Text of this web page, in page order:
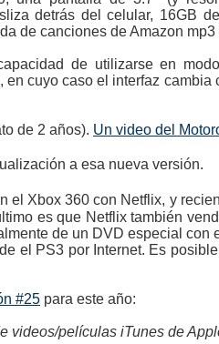
detrás del celular, 16GB
de canciones de Amazon mp3
de utilizarse en
cuyo caso el interfaz cambia
de 2 años). Un video del
a esa nueva versión.
el Xbox 360 con Netflix, y
es que Netflix también
de un DVD especial con
el PS3 por Internet. Es
#25 para este año:
videos/películas iTunes de